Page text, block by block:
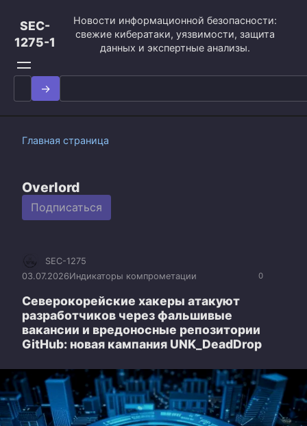
контенту
SEC-
1275-1
Новости информационной безопасности:
свежие кибератаки, уязвимости, защита
данных и экспертные анализы.
Search
for:
Главная страница
Overlord
Подписаться
0
SEC-1275
03.07.2026Индикаторы компрометации
Северокорейские хакеры атакуют
разработчиков через фальшивые
вакансии и вредоносные репозитории
GitHub: новая кампания UNK_DeadDrop